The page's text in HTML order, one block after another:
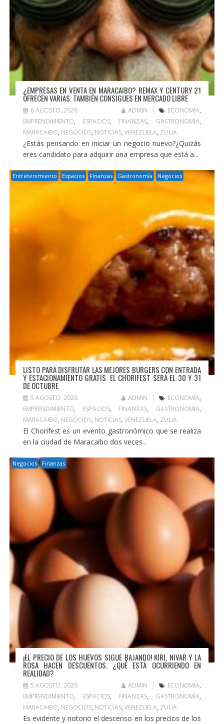
¿EMPRESAS EN VENTA EN MARACAIBO? REMAX Y CENTURY 21
OFRECEN VARIAS. TAMBIÉN CONSIGUES EN MERCADO LIBRE
6 AGOSTO, 2026 ADMIN ECONOMÍA,
EMPRENDIMIENTO, ESPACIOS, FINANZAS, GASTRONOMÍA,
MARACAIBO, NEGOCIOS, NOTICIAS, VENEZUELA, ZULIA
¿Estás pensando en iniciar un negocio nuevo?¿Quizás
eres candidato para adquirir una empresa que está a...
Entretenimiento Espacios Finanzas Gastronomía Negocios
LISTO PARA DISFRUTAR LAS MEJORES BURGERS CON ENTRADA
Y ESTACIONAMIENTO GRATIS. EL CHORIFEST SERÁ EL 30 Y 31
DE OCTUBRE
5 AGOSTO, 2026 ADMIN ECONOMÍA,
EMPRENDIMIENTO, ESPACIOS, FINANZAS, GASTRONOMÍA,
MARACAIBO, NEGOCIOS, NOTICIAS, VENEZUELA, ZULIA
El Chorifest es un evento gastronómico que se realiza
en la ciudad de Maracaibo dos veces...
Negocios Finanzas
¡EL PRECIO DE LOS HUEVOS SIGUE BAJANDO! KIRI, NIVAR Y LA
ROSA HACEN DESCUENTOS. ¿QUÉ ESTÁ OCURRIENDO EN
REALIDAD?
5 AGOSTO, 2026 ADMIN ECONOMÍA,
EMPRENDIMIENTO, ESPACIOS, FINANZAS, GASTRONOMÍA,
MARACAIBO, NEGOCIOS, NOTICIAS, VENEZUELA, ZULIA
Es evidente y notorio el descenso en los precios de los